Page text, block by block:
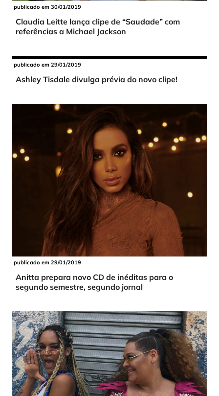
publicado em 30/01/2019
Claudia Leitte lança clipe de “Saudade” com
referências a Michael Jackson
publicado em 29/01/2019
Ashley Tisdale divulga prévia do novo clipe!
publicado em 29/01/2019
Anitta prepara novo CD de inéditas para o
segundo semestre, segundo jornal